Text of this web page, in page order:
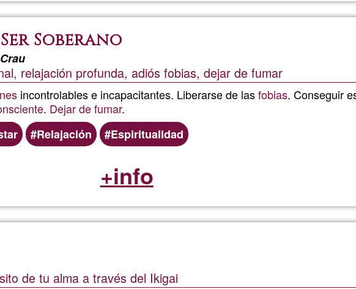
Soberano
relajación profunda, adiós fobias, dejar de fumar
incontrolables e incapacitantes. Liberarse de lasfobias. Conseguir
. Dejar de fumar.
Relajación Espiritualidad
+info
de tu alma a través del Ikigai